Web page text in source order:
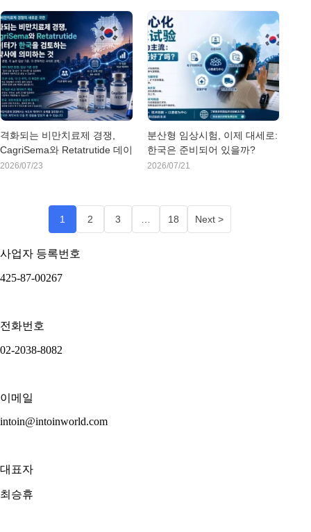
격화되는 비만치료제 경쟁,
CagriSema와 Retatrutide 데이
터가 한국을 검토하는 제약사
2026/07/23
분산형 임상시험, 이제 대세로:
한국은 준비되어 있을까?
2026/07/21
1 2 3 18 Next >
사업자 등록번호
425-87-00267
전화번호
02-2038-8082
이메일
intoin@intoinworld.com
대표자
최승휴